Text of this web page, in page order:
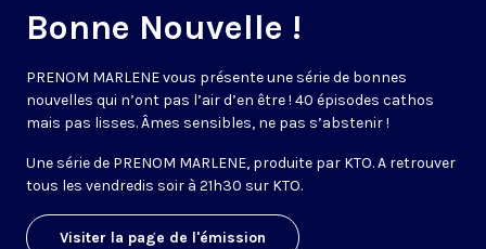
Bonne Nouvelle !
PRENOM MARLENE vous présente une série de bonnes
nouvelles qui n’ont pas l’air d’en être ! 40 épisodes cathos
mais pas lisses. Âmes sensibles, ne pas s’abstenir !
Une série de PRENOM MARLENE, produite par KTO. A retrouver
tous les vendredis soir à 21h30 sur KTO.
Visiter la page de l'émission